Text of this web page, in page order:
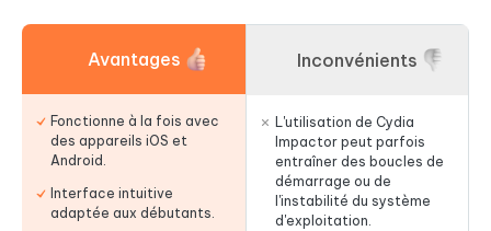
Avantages
Fonctionne à la fois avec
des appareils iOS et
Android.
Interface intuitive
adaptée aux débutants.
Inconvénients
L'utilisation de Cydia
Impactor peut parfois
entraîner des boucles de
démarrage ou de
l'instabilité du système
d'exploitation.